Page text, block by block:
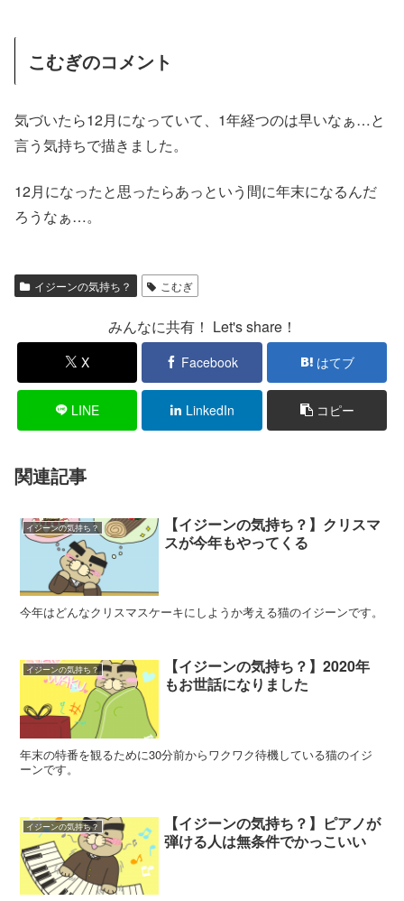
こむぎのコメント
気づいたら12月になっていて、1年経つのは早いなぁ…と
言う気持ちで描きました。
12月になったと思ったらあっという間に年末になるんだ
ろうなぁ…。
イジーンの気持ち？ こむぎ
みんなに共有！ Let's share！
X Facebook はてブ
LINE LinkedIn コピー
関連記事
イジーンの気持ち？
【イジーンの気持ち？】クリスマ
スが今年もやってくる
今年はどんなクリスマスケーキにしようか考える猫のイジーンです。
イジーンの気持ち？
【イジーンの気持ち？】2020年
もお世話になりました
年末の特番を観るために30分前からワクワク待機している猫のイジ
ーンです。
イジーンの気持ち？
【イジーンの気持ち？】ピアノが
弾ける人は無条件でかっこいい